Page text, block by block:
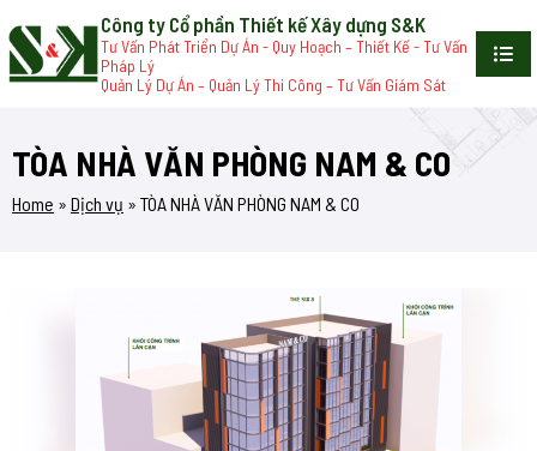
Công ty Cổ phần Thiết kế Xây dựng S&K
Tư Vấn Phát Triển Dự Án - Quy Hoạch – Thiết Kế - Tư Vấn
Pháp Lý
Quản Lý Dự Án – Quản Lý Thi Công – Tư Vấn Giám Sát
TÒA NHÀ VĂN PHÒNG NAM & CO
Home » Dịch vụ » TÒA NHÀ VĂN PHÒNG NAM & CO